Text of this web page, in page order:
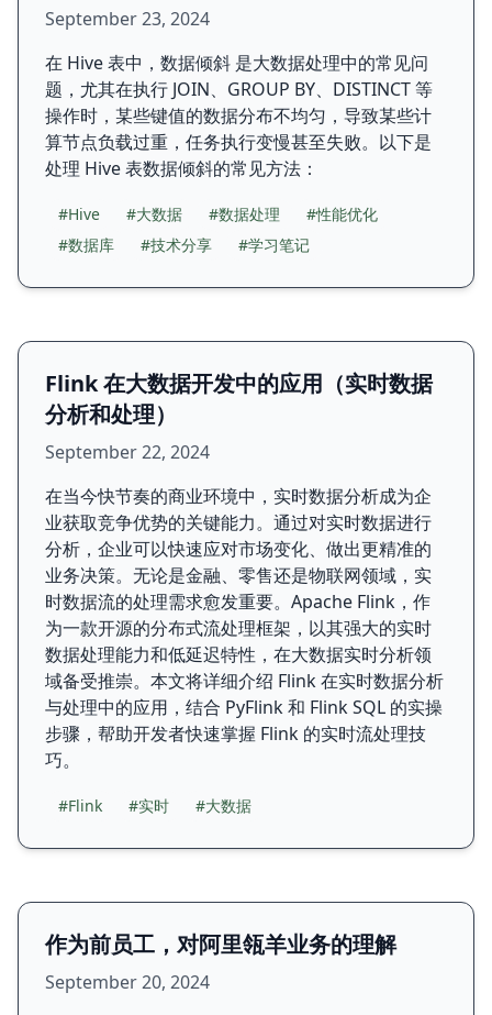
September 23, 2024
在 Hive 表中，数据倾斜 是大数据处理中的常见问
题，尤其在执行 JOIN、GROUP BY、DISTINCT 等
操作时，某些键值的数据分布不均匀，导致某些计
算节点负载过重，任务执行变慢甚至失败。以下是
处理 Hive 表数据倾斜的常见方法：
#Hive #大数据 #数据处理
#性能优化
#数据库
#技术分享 #学习笔记
Flink 在大数据开发中的应用（实时数据
分析和处理）
September 22, 2024
在当今快节奏的商业环境中，实时数据分析成为企
业获取竞争优势的关键能力。通过对实时数据进行
分析，企业可以快速应对市场变化、做出更精准的
业务决策。无论是金融、零售还是物联网领域，实
时数据流的处理需求愈发重要。Apache Flink，作
为一款开源的分布式流处理框架，以其强大的实时
数据处理能力和低延迟特性，在大数据实时分析领
域备受推崇。本文将详细介绍 Flink 在实时数据分析
与处理中的应用，结合 PyFlink 和 Flink SQL 的实操
步骤，帮助开发者快速掌握 Flink 的实时流处理技
巧。
#Flink #实时 #大数据
作为前员工，对阿里瓴羊业务的理解
September 20, 2024